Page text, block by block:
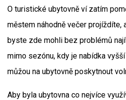
O turistické ubytovně ví zatím
městem náhodně večer projíždíte,
byste zde mohli bez problémů
mimo sezónu, kdy je nabídka
můžou na ubytovně poskytnout
Aby byla ubytovna co nejvíce